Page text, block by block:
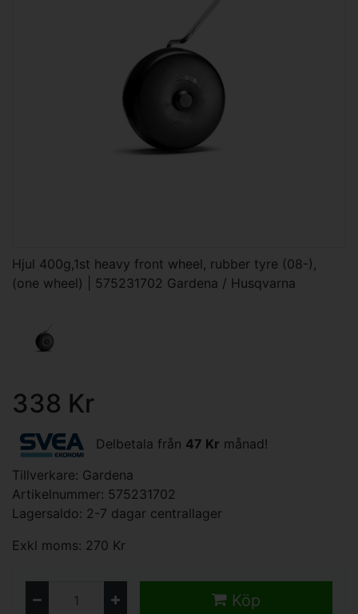
Hjul 400g,1st heavy front wheel, rubber tyre (08-),
(one wheel) | 575231702 Gardena / Husqvarna
338 Kr
Delbetala från 47 Kr månad!
Tillverkare: Gardena
Artikelnummer: 575231702
Lagersaldo: 2-7 dagar centrallager
Exkl moms: 270 Kr
Köp